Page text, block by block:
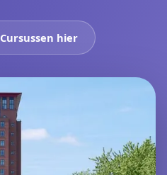
Cursussen hier